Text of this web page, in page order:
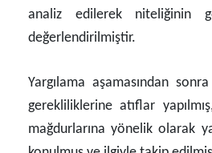
analiz edilerek niteliğinin
değerlendirilmiştir.
Yargılama aşamasından
gerekliliklerine atıflar
mağdurlarına yönelik olarak